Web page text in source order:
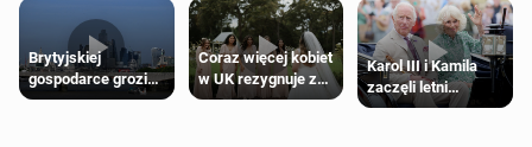
Brytyjskiej
gospodarce grozi
recesja, jeśli
Coraz więcej kobiet
w UK rezygnuje z
roli druhny na
Karol III i Kamila
zaczęli letni
odpoczynek po